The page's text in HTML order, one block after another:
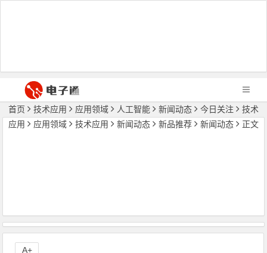
首页 技术应用 应用领域 人工智能 新闻动态 今日关注
技术
应用
应用领域 技术应用 新闻动态 新品推荐 新闻动态 正文
A+